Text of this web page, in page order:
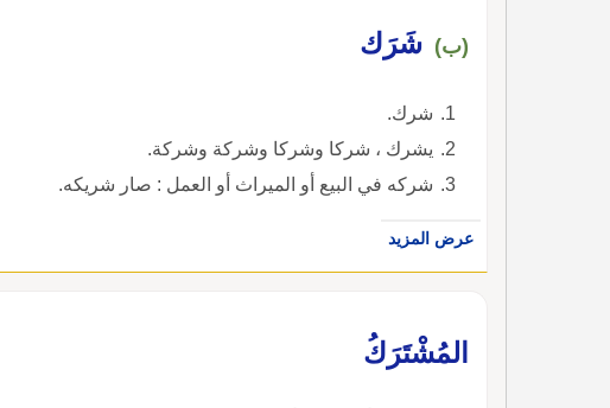
(ب) شَرَك
شرك.
يشرك ، شركا وشركا وشركة وشركة.
شركه في البيع أو الميراث أو العمل : صار شريكه.
عرض المزيد
المُشْتَرَكُ